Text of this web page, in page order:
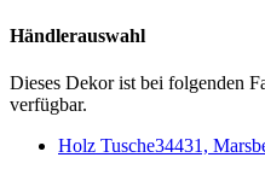
Händlerauswahl
Dieses Dekor ist bei folgenden
verfügbar.
Holz Tusche34431,